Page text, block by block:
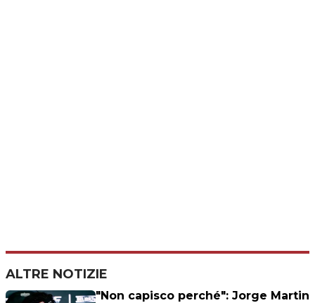
ALTRE NOTIZIE
"Non capisco perché": Jorge Martin